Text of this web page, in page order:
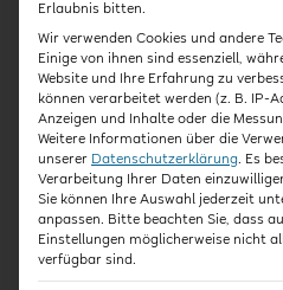
So gelingt gutes
miteinander
Was ist das Münchener
wie hilft es dabei, dass die
voller Herausforderungen
dabei die Bedürfnisse von
pädagogischen
gelingt ein gemeinsamer
Erlaubnis bitten.
Wir verwenden Cookies und andere
Einige von ihnen sind essenziell,
Website und Ihre Erfahrung zu
können verarbeitet werden (z. B. IP-
Anzeigen und Inhalte oder die
Weitere Informationen über die
unserer Datenschutzerklärung. Es
Verarbeitung Ihrer Daten
Sie können Ihre Auswahl jederzeit
anpassen. Bitte beachten Sie, dass
Einstellungen möglicherweise nicht
verfügbar sind.